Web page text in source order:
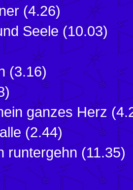
(4.26)
Seele (10.03)
(3.16)
ganzes Herz
(2.44)
runtergehn (11.35)